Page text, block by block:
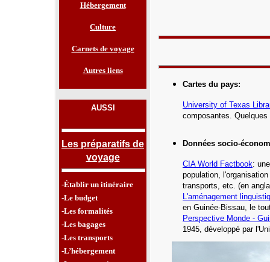
Hébergement
Culture
Carnets de voyage
Autres liens
AUSSI
Les préparatifs de
voyage
-Établir un itinéraire
-Le budget
-Les formalités
-Les bagages
-Les transports
-L’hébergement
Cartes du pays:
University of Texas
composantes.
Données socio-
CIA World Factbook:
population,
transports, etc. (en
L'aménagement
en Guinée-Bissau, le
Perspective Monde -
1945, développé par